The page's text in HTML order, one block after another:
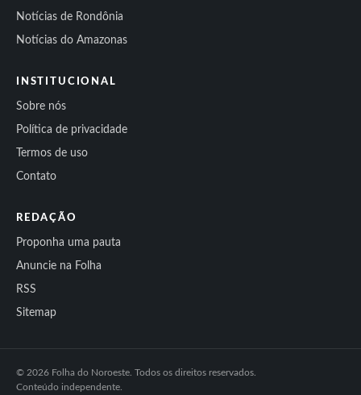
Notícias de Rondônia
Notícias do Amazonas
INSTITUCIONAL
Sobre nós
Política de privacidade
Termos de uso
Contato
REDAÇÃO
Proponha uma pauta
Anuncie na Folha
RSS
Sitemap
© 2026 Folha do Noroeste. Todos os direitos reservados.
Conteúdo independente.